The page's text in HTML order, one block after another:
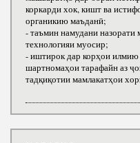
коркарди хок, кишт ва
органикию маъданӣ;
- таъмин намудани
технологияи муосир;
- иштирок дар корҳои илмию
шартномаҳои тарафайн аз
тадқиқотии мамлакатҳои